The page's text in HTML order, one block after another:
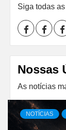
Siga todas
Facebook
Perfil
I
Nossas
As notícias
NOTÍCIAS